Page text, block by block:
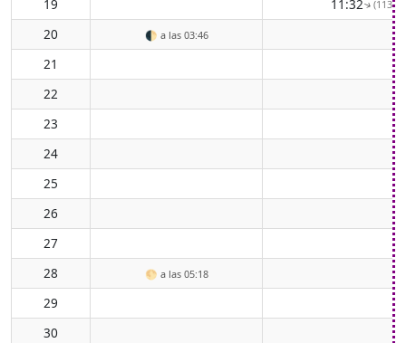
19 11:32↑(113°
20 🌓 a las 03:46
21
22
23
24
25
26
27
28
🌕 a las 05:18
29
30